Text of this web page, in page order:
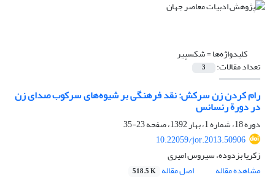
کلیدواژه‌ها =شکسپیر
تعداد مقالات: 3
رام کردن زن سرکش: نقد فرهنگی بر شیوه‌های سرکوب صدای زن
در دورة رنسانس
دوره 18، شماره 1، بهار 1392، صفحه
23-35
10.22059/jor.2013.50906
زکریا بزدوده، سیروس امیری
مشاهده مقاله
اصل مقاله 518.5 K